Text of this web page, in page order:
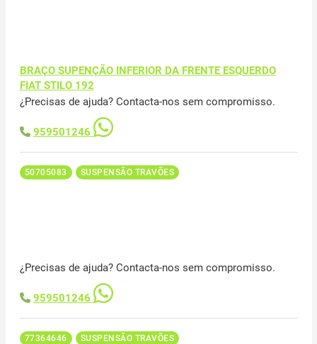
BRAÇO SUPENÇÃO INFERIOR DA FRENTE ESQUERDO
FIAT STILO 192
¿Precisas de ajuda? Contacta-nos sem compromisso.
959501246
50705083 SUSPENSÃO TRAVÕES
¿Precisas de ajuda? Contacta-nos sem compromisso.
959501246
77364646 SUSPENSÃO TRAVÕES